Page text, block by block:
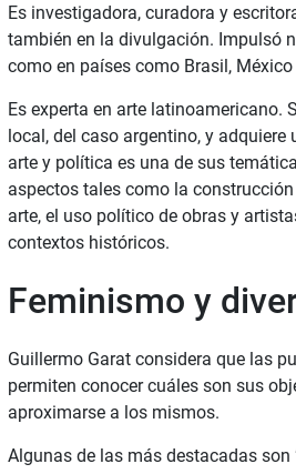
Es investigadora, curadora y
también en la divulgación. Impulsó
como en países como Brasil,
Es experta en arte latinoamericano.
local, del caso argentino, y
arte y política es una de sus
aspectos tales como la
arte, el uso político de obras y
contextos históricos.
Feminismo y
Guillermo Garat considera que las
permiten conocer cuáles son sus
aproximarse a los mismos.
Algunas de las más destacadas